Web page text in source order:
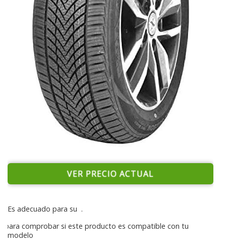
VER PRECIO ACTUAL
Es adecuado para su .
para comprobar si este producto es compatible con tu
modelo